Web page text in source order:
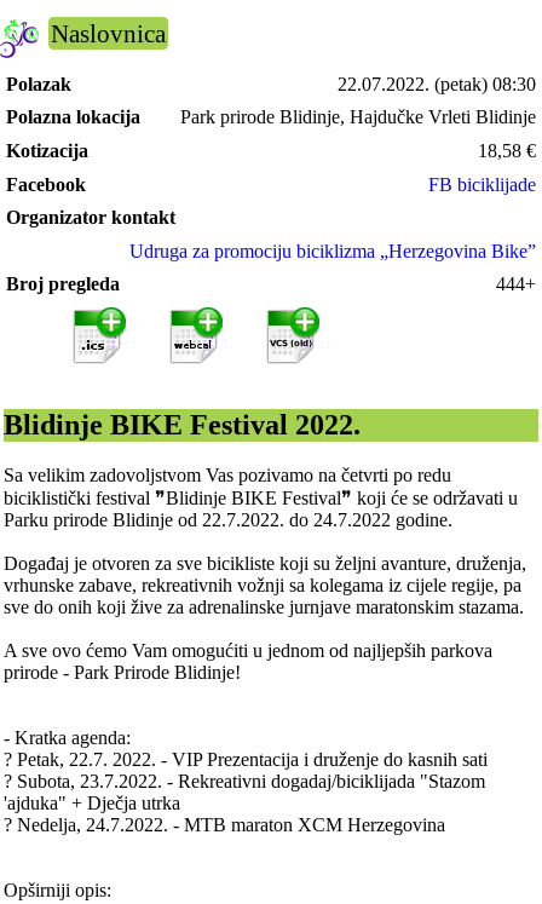
Naslovnica
Polazak 22.07.2022. (petak) 08:30
Polazna lokacija
Park prirode Blidinje, Hajdučke Vrleti Blidinje
Kotizacija
18,58 €
Facebook
FB biciklijade
Organizator kontakt
Udruga za promociju biciklizma „Herzegovina Bike”
Broj pregleda
444+
Blidinje BIKE Festival 2022.
Sa velikim zadovoljstvom Vas pozivamo na četvrti po redu
biciklistički festival ❞Blidinje BIKE Festival❞ koji će se održavati u
Parku prirode Blidinje od 22.7.2022. do 24.7.2022 godine.
Događaj je otvoren za sve bicikliste koji su željni avanture, druženja,
vrhunske zabave, rekreativnih vožnji sa kolegama iz cijele regije, pa
sve do onih koji žive za adrenalinske jurnjave maratonskim stazama.
A sve ovo ćemo Vam omogućiti u jednom od najljepših parkova
prirode - Park Prirode Blidinje!
- Kratka agenda:
? Petak, 22.7. 2022. - VIP Prezentacija i druženje do kasnih sati
? Subota, 23.7.2022. - Rekreativni dogadaj/biciklijada "Stazom
'ajduka" + Dječja utrka
? Nedelja, 24.7.2022. - MTB maraton XCM Herzegovina
Opširniji opis: